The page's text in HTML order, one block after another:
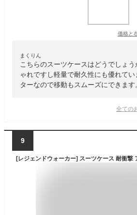
価格と
まくりん
こちらのスーツケースはどうでしょ
ゃれですし軽量で耐久性にも優れて
ターなので移動もスムーズにできます
全ての
9